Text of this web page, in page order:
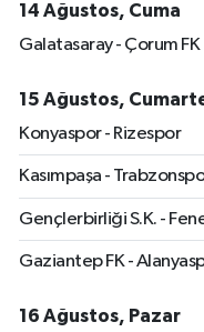
14 Ağustos, Cuma
Galatasaray - Çorum FK
15 Ağustos,
Konyaspor - Rizespor
Kasımpaşa -
Gençlerbirliği S.K. -
Gaziantep FK -
16 Ağustos, Pazar